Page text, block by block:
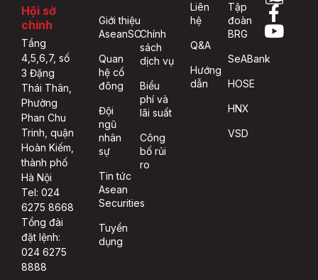
Hội sở
chính
Tầng
4,5,6,7, số
3 Đặng
Thái Thân,
Phường
Phan Chu
Trinh, quận
Hoàn Kiếm,
thành phố
Hà Nội
Tel: 024
6275 8668
Tổng đài
đặt lệnh:
024 6275
8888
Giới thiệu
AseanSC
Quan
hệ cổ
đông
Đội
ngũ
nhân
sự
Tin tức
Asean
Securities
Tuyển
dụng
Chính
sách
dịch vụ
Biểu
phí và
lãi suất
Công
bố rủi
ro
Liên
hệ
Q&A
Hướng
dẫn
Tập
đoàn
BRG
SeABank
HOSE
HNX
VSD